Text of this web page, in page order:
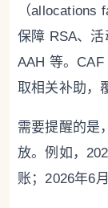
（allocations
保障 RSA、
AAH 等。
取相关补助，
需要提醒的是
放。例如，
账；2026年6